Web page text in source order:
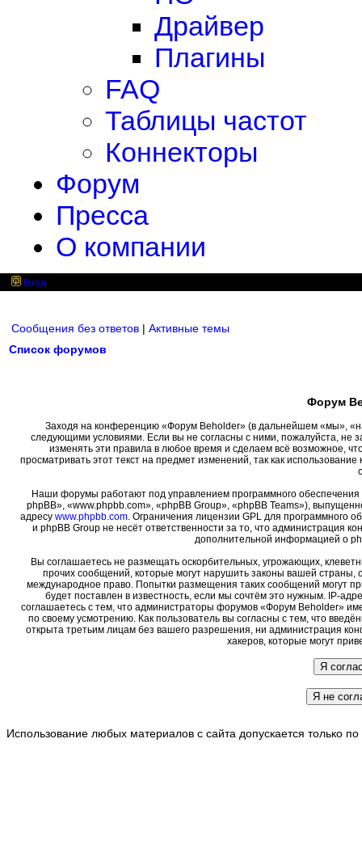
Драйвер
Плагины
FAQ
Таблицы частот
Коннекторы
Форум
Пресса
О компании
Вход
Сообщения без ответов | Активные темы
Список форумов
Форум
Заходя на конференцию «Форум Beholder» (в дальнейшем «мы»,
следующими условиями. Если вы не согласны с ними, пожалуйста, не
изменять эти правила в любое время и сделаем всё возможное,
просматривать этот текст на предмет изменений, так как
Наши форумы работают под управлением программного
phpBB», «www.phpbb.com», «phpBB Group», «phpBB Teams»),
адресу www.phpbb.com. Ограничения лицензии GPL для программного
и phpBB Group не несёт ответственности за то, что администрация
дополнительной информацией о
Вы соглашаетесь не размещать оскорбительных, угрожающих,
прочих сообщений, которые могут нарушить законы вашей страны,
международное право. Попытки размещения таких сообщений могут
будет поставлен в известность, если мы сочтём это нужным. IP-
соглашаетесь с тем, что администраторы форумов «Форум Beholder»
по своему усмотрению. Как пользователь вы согласны с тем, что
открыта третьим лицам без вашего разрешения, ни администрация
хакеров, которые могут
Использование любых материалов с сайта допускается только